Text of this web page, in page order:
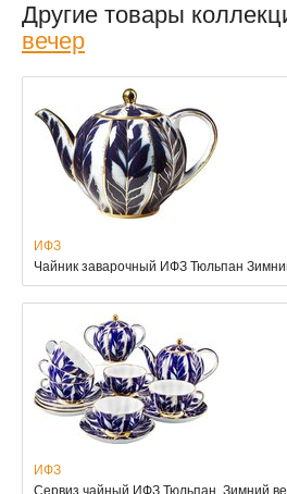
Другие товары
вечер
ИФЗ
Чайник заварочный ИФЗ Тюльпан
ИФЗ
Сервиз чайный ИФЗ Тюльпан, Зимний